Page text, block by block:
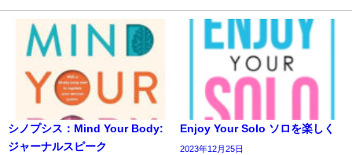
シノプシス：Mind Your Body:
ジャーナルスピーク
Enjoy Your Solo ソロを楽しく
2023年12月25日